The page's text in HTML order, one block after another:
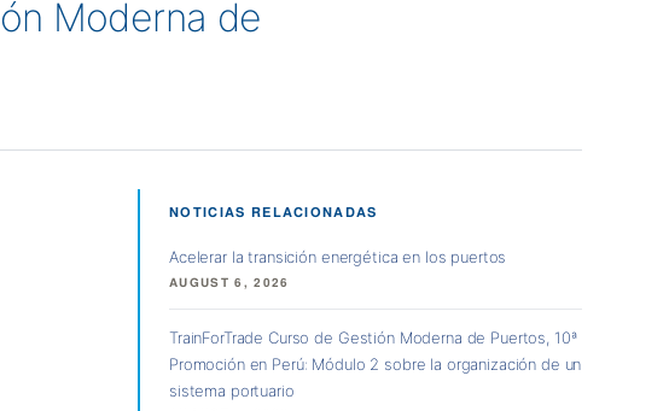
Moderna de
NOTICIAS RELACIONADAS
Acelerar la transición energética en los puertos
AUGUST 6, 2026
TrainForTrade Curso de Gestión Moderna de Puertos, 10ª
Promoción en Perú: Módulo 2 sobre la organización de un
sistema portuario